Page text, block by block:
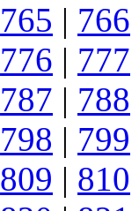
765 | 766
776 | 777
787 | 788
798 | 799
809 | 810